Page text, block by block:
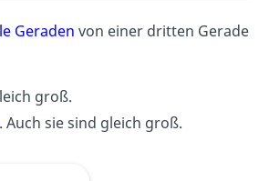
Geraden von einer dritten Gerade
groß.
. Auch sie sind gleich groß.